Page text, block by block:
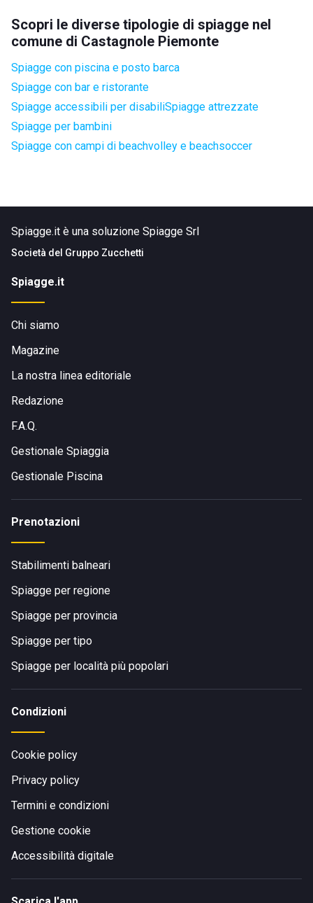
Scopri le diverse tipologie di spiagge nel
comune di Castagnole Piemonte
Spiagge con piscina e posto barca
Spiagge con bar e ristorante
Spiagge accessibili per disabiliSpiagge attrezzate
Spiagge per bambini
Spiagge con campi di beachvolley e beachsoccer
Spiagge.it è una soluzione Spiagge Srl
Società del Gruppo Zucchetti
Spiagge.it
Chi siamo
Magazine
La nostra linea editoriale
Redazione
F.A.Q.
Gestionale Spiaggia
Gestionale Piscina
Prenotazioni
Stabilimenti balneari
Spiagge per regione
Spiagge per provincia
Spiagge per tipo
Spiagge per località più popolari
Condizioni
Cookie policy
Privacy policy
Termini e condizioni
Gestione cookie
Accessibilità digitale